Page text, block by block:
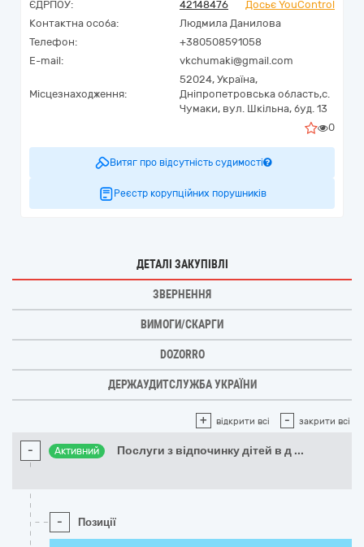
ЄДРПОУ:
42148476
Досьє YouControl
Контактна особа:
Людмила Данилова
Телефон:
+380508591058
E-mail:
vkchumaki@gmail.com
Місцезнаходження:
52024, Україна,
Дніпропетровська область,с.
Чумаки, вул. Шкільна, буд. 13
0
Витяг про відсутність судимості
Реєстр корупційних порушників
ДЕТАЛІ ЗАКУПІВЛІ
ЗВЕРНЕННЯ
ВИМОГИ/СКАРГИ
DOZORRO
ДЕРЖАУДИТСЛУЖБА УКРАЇНИ
+ відкрити всі - закрити всі
- Активний Послуги з відпочинку дітей в д ...
- Позиції